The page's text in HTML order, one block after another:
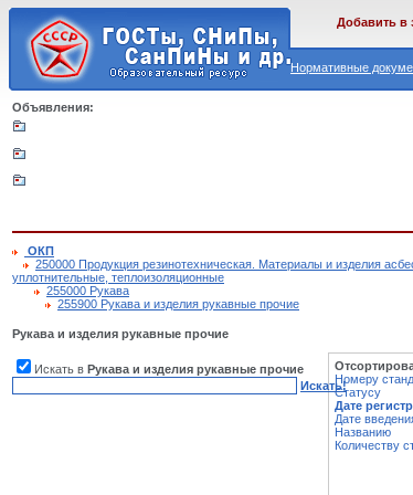
Нормативные
Добавить в
Объявления:
ОКП
250000 Продукция резинотехническая. Материалы и изделия
уплотнительные, теплоизоляционные
255000 Рукава
255900 Рукава и изделия рукавные прочие
Рукава и изделия рукавные прочие
Искать в Рукава и изделия рукавные прочие
Искать!Номеру
Статусу
Дате
Дате
Названию
Количеству